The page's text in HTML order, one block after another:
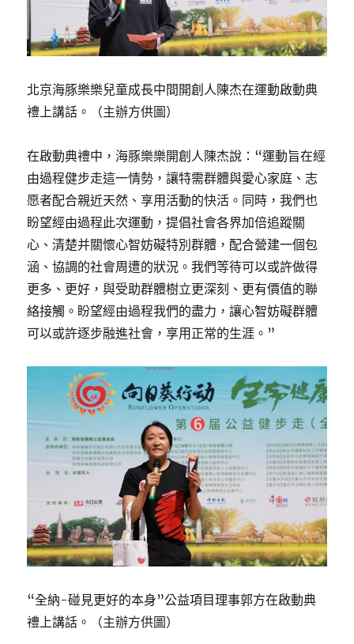
北京海豚樂樂兒童成長中間開創人陳杰在運動啟動典
禮上講話。（主辦方供圖）
在啟動典禮中，海豚樂樂開創人陳杰說：“運動旨在經
由過程健步走這一情勢，讓特需群體與愛心家庭、志
愿者配合親近天然、享用活動的快活。同時，我們也
盼望經由過程此次運動，提倡社會各界加倍追蹤關
心、清楚并關懷心智妨礙特別群體，配合營建一個包
涵、協調的社會周遭的狀況。我們等待可以或許做得
更多、更好，與受助群體樹立更深刻、更有價值的聯
絡接觸。盼望經由過程我們的盡力，讓心智妨礙群體
可以或許逐步融進社會，享用正常的生涯。”
“全納-碰見更好的本身”公益項目理事郭方在啟動典
禮上講話。（主辦方供圖）